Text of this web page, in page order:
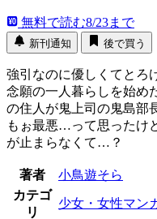
無料で読む8/23まで
新刊通知 後で買う
強引なのに優しくてと
念願の一人暮らしを始め
の住人が鬼上司の鬼島部
もぉ最悪…って思ったけ
が止まらなくて…？
著者
小鳥遊そら
カテゴ
リ
少女・女性マン